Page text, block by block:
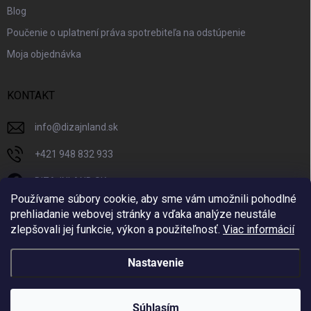
Používame súbory cookie, aby sme vám umožnili pohodlné
prehliadanie webovej stránky a vďaka analýze neustále
zlepšovali jej funkcie, výkon a použiteľnosť. Viac informácií
Nastavenie
Súhlasím
Blog
Poučenie o uplatnení práva spotrebiteľa na odstúpenie
Moja objednávka
KONTAKT
info@dizajnland.sk
+421 948 832 933
DIZAJNLAND SK
dizajnland.sk/
@dizajnland
Dizajnland.sk . Všetky práva vyhradené.